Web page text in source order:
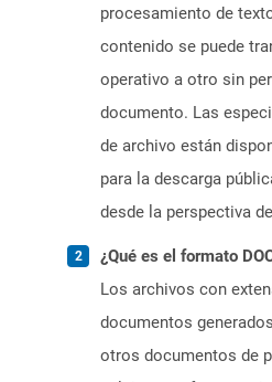
procesamiento de
contenido se puede
operativo a otro sin
documento. Las
de archivo están
para la descarga
desde la perspectiva
¿Qué es el formato
Los archivos con
documentos
otros documentos de